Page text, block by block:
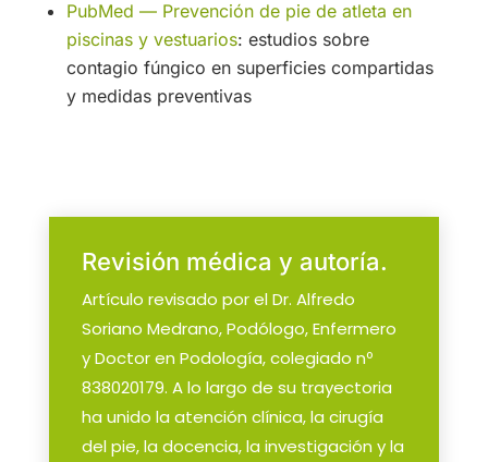
PubMed — Prevención de pie de atleta en
piscinas y vestuarios: estudios sobre
contagio fúngico en superficies compartidas
y medidas preventivas
Revisión médica y autoría.
Artículo revisado por el Dr. Alfredo
Soriano Medrano, Podólogo, Enfermero
y Doctor en Podología, colegiado nº
838020179. A lo largo de su trayectoria
ha unido la atención clínica, la cirugía
del pie, la docencia, la investigación y la